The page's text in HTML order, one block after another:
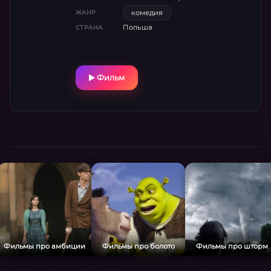
власть «культработник» берётся за дело.
Усилиями нового члена экипажа судно
«Нептун» превращается в некую модель
рейса», интриги, стукачество, подхалимаж,
попытки повлиять на плывущего на судне
ЖАНР комедия
СТРАНА Польша
Фильм
Фильмы про амбиции Фильмы про болото Фильмы про шторм